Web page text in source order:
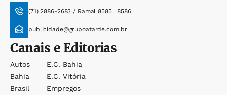
(71) 2886-2683 / Ramal 8585 | 8586
publicidade@grupoatarde.com.br
Canais e Editorias
Autos
Bahia
Brasil
E.c. Bahia
E.c. Vitória
Empregos